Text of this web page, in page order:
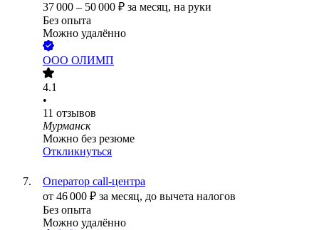
37 000 – 50 000 ₽ за месяц, на руки
Без опыта
Можно удалённо
ООО ОЛИМП
4.1
•
11 отзывов
Мурманск
Можно без резюме
Откликнуться
Оператор call-центра
от 46 000 ₽ за месяц, до вычета налогов
Без опыта
Можно удалённо